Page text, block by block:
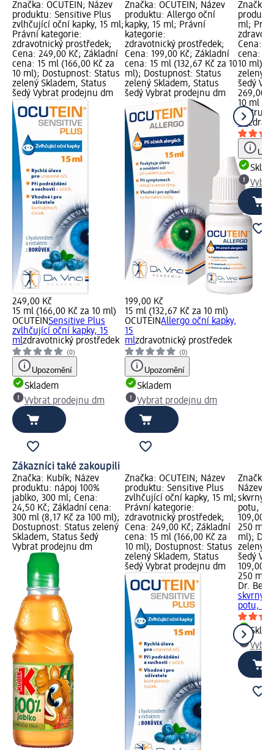
Značka: OCUTEIN; Název
produktu: Sensitive Plus
zvlhčující oční kapky, 15 ml;
Právní kategorie:
zdravotnický prostředek;
Cena: 249,00 Kč; Základní
cena: 15 ml (166,00 Kč za
10 ml); Dostupnost: Status
zelený Skladem, Status
šedý Vybrat prodejnu dm
249,00 Kč
15 ml (166,00 Kč za 10 ml)
OCUTEINSensitive Plus
zvlhčující oční kapky, 15
mlzdravotnický prostředek
(0)
Upozornění
Skladem
Vybrat prodejnu dm
Značka: OCUTEIN; Název
produktu: Allergo oční
kapky, 15 ml; Právní
kategorie:
zdravotnický prostředek;
Cena: 199,00 Kč; Základní
cena: 15 ml (132,67 Kč za 10
ml); Dostupnost: Status
zelený Skladem, Status
šedý Vybrat prodejnu dm
199,00 Kč
15 ml (132,67 Kč za 10 ml)
OCUTEINAllergo oční kapky,
15
mlzdravotnický prostředek
(0)
Upozornění
Skladem
Vybrat prodejnu dm
Značka:
ml;
Cena:
cena:
10 ml);
zelený
šedý
269,00
10 ml
Biotrue
ml
Zákazníci také zakoupili
Značka: Kubík; Název
produktu: nápoj 100%
jablko, 300 ml; Cena:
24,50 Kč; Základní cena:
300 ml (8,17 Kč za 100 ml);
Dostupnost: Status zelený
Skladem, Status šedý
Vybrat prodejnu dm
Značka: OCUTEIN; Název
produktu: Sensitive Plus
zvlhčující oční kapky, 15 ml;
Právní kategorie:
zdravotnický prostředek;
Cena: 249,00 Kč; Základní
cena: 15 ml (166,00 Kč za
10 ml); Dostupnost: Status
zelený Skladem, Status
šedý Vybrat prodejnu dm
Značka:
Název
skvrny
potu,
109,00
250 ml
ml);
zelený
šedý
109,00
250 ml
Dr.
skvrny
potu,